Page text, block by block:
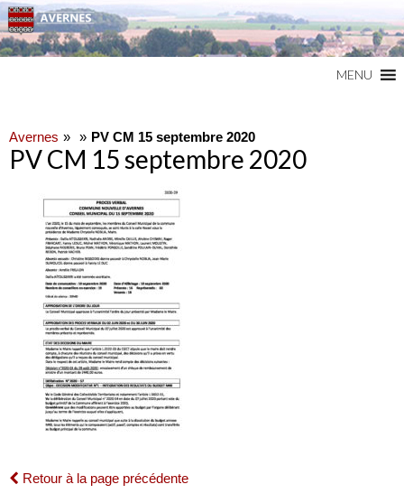
MENU
Avernes PV CM 15 septembre 2020
PV CM 15 septembre 2020
Retour à la page précédente